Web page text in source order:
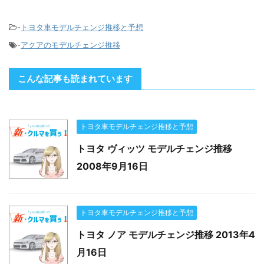
- トヨタ車モデルチェンジ推移と予想
-アクアのモデルチェンジ推移
こんな記事も読まれています
トヨタ車モデルチェンジ推移と予想
トヨタ ヴィッツ モデルチェンジ推移
2008年9月16日
トヨタ車モデルチェンジ推移と予想
トヨタ ノア モデルチェンジ推移 2013年4
月16日